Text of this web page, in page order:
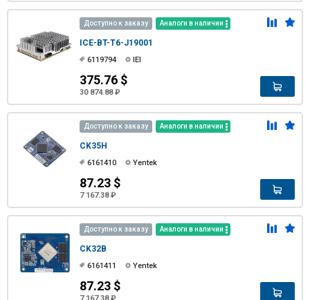
Доступно к заказу Аналоги в наличии
ICE-BT-T6-J19001
6119794 IEI
375.76 $
30 874.88 ₽
Доступно к заказу Аналоги в наличии
CK35H
6161410 Yentek
87.23 $
7 167.38 ₽
Доступно к заказу Аналоги в наличии
CK32B
6161411 Yentek
87.23 $